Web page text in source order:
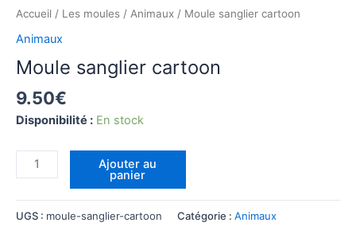
Accueil / Les moules / Animaux / Moule sanglier cartoon
Animaux
Moule sanglier cartoon
9.50€
Disponibilité : En stock
quantité
de
Moule
sanglier
Ajouter au
panier
UGS : moule-sanglier-cartoon Catégorie : Animaux